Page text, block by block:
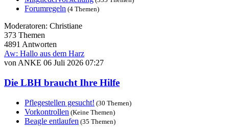
Forumregeln (4 Themen)
Moderatoren: Christiane
373 Themen
4891 Antworten
Aw: Hallo aus dem Harz
von ANKE 06 Juli 2026 07:27
Die LBH braucht Ihre Hilfe
Pflegestellen gesucht! (30 Themen)
Vorkontrollen (Keine Themen)
Beagle entlaufen (35 Themen)